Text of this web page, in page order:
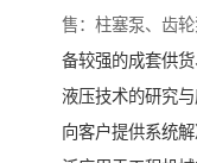
售：柱塞泵、齿
备较强的成套供
液压技术的研究
向客户提供系统